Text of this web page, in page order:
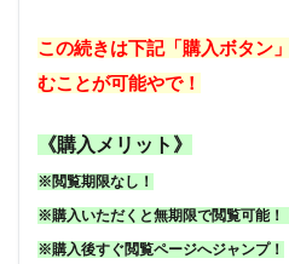
この続きは下記「購入ボタン
むことが可能やで！
《購入メリット》
※閲覧期限なし！
※購入いただくと無期限で閲覧可能！
※購入後すぐ閲覧ページへジャンプ！